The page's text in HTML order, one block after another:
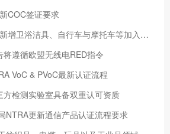
COC签证要求
埃及GOEIC公告：新增卫浴洁具、自行车与摩托车等加入管制产品范围清单
遵循欧盟无线电RED指令
VoC & PVoC最新认证流程
方检测实验室具备双重认可资质
NTRA更新通信产品认证流程要求